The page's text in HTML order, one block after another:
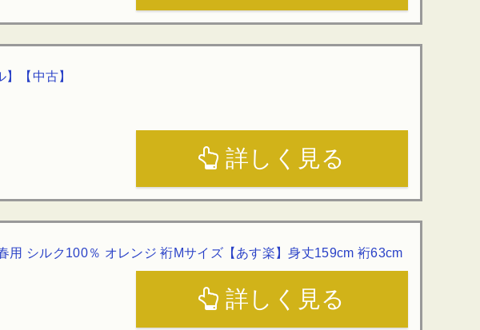
【中古】
詳しく見る
用 シルク100％ オレンジ 裄Mサイズ【あす楽】身丈159cm 裄63cm
詳しく見る